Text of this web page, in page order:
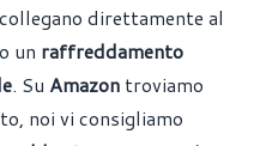
direttamente al
un raffreddamento
. Su Amazon troviamo
noi vi consigliamo